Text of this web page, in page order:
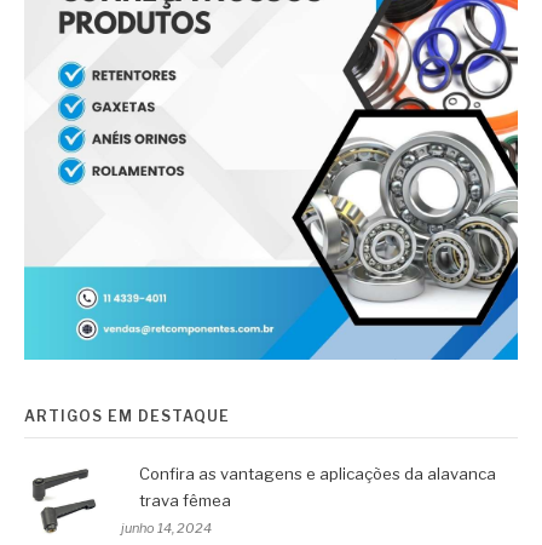
ARTIGOS EM DESTAQUE
Confira as vantagens e aplicações da alavanca
trava fêmea
junho 14, 2024